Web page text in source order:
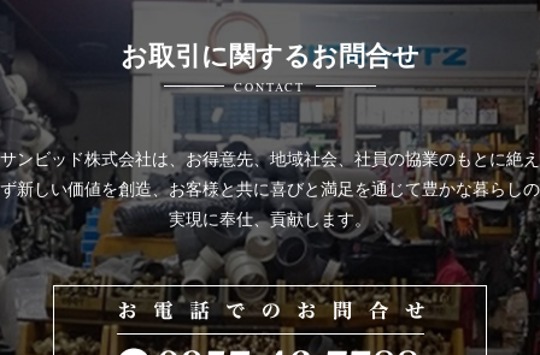
お取引に関するお問合せ
CONTACT
サンビッド株式会社は、お得意先、地域社会、社員の協業のもとに絶え
ず新しい価値を創造、お客様と共に喜びと満足を通じて豊かな暮らしの
実現に奉仕、貢献します。